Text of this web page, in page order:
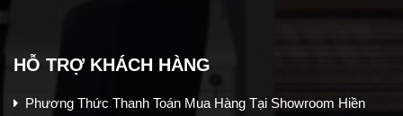
HỖ TRỢ KHÁCH HÀNG
Phương Thức Thanh Toán Mua Hàng Tại Showroom Hiền